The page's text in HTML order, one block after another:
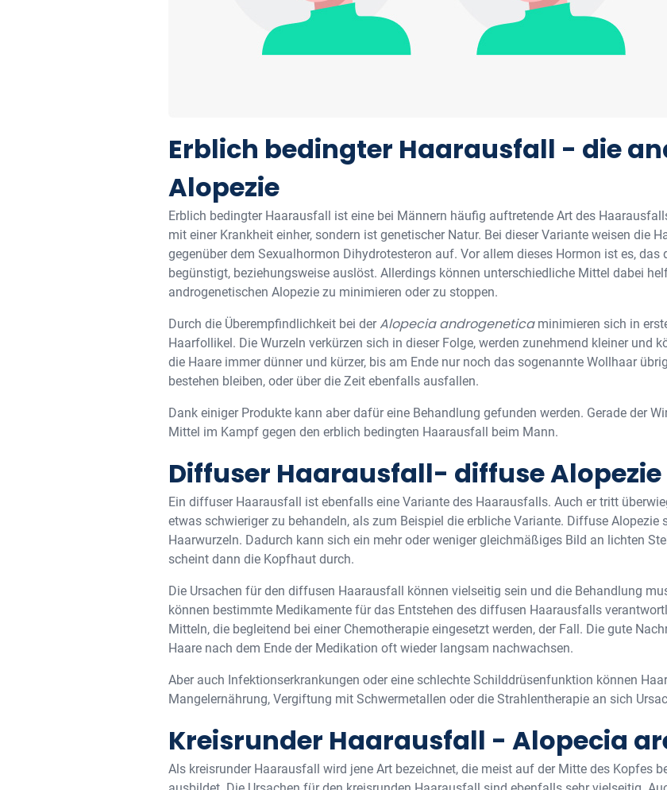
Erblich bedingter Haarausfall - die
Alopezie
Erblich bedingter Haarausfall ist eine bei Männern häufig auftretende Art des
mit einer Krankheit einher, sondern ist genetischer Natur. Bei dieser Variante weisen die
gegenüber dem Sexualhormon Dihydrotesteron auf. Vor allem dieses Hormon ist es,
begünstigt, beziehungsweise auslöst. Allerdings können unterschiedliche Mittel dabei
androgenetischen Alopezie zu minimieren oder zu stoppen.
Durch die Überempfindlichkeit bei derAlopecia androgeneticaminimieren sich in
Haarfollikel. Die Wurzeln verkürzen sich in dieser Folge, werden zunehmend kleiner und
die Haare immer dünner und kürzer, bis am Ende nur noch das sogenannte Wollhaar
bestehen bleiben, oder über die Zeit ebenfalls ausfallen.
Dank einiger Produkte kann aber dafür eine Behandlung gefunden werden. Gerade der
Mittel im Kampf gegen den erblich bedingten Haarausfall beim Mann.
Diffuser Haarausfall- diffuse Alopezie
Ein diffuser Haarausfall ist ebenfalls eine Variante des Haarausfalls. Auch er tritt
etwas schwieriger zu behandeln, als zum Beispiel die erbliche Variante. Diffuse
Haarwurzeln. Dadurch kann sich ein mehr oder weniger gleichmäßiges Bild an lichten
scheint dann die Kopfhaut durch.
Die Ursachen für den diffusen Haarausfall können vielseitig sein und die Behandlung
können bestimmte Medikamente für das Entstehen des diffusen Haarausfalls
Mitteln, die begleitend bei einer Chemotherapie eingesetzt werden, der Fall. Die gute
Haare nach dem Ende der Medikation oft wieder langsam nachwachsen.
Aber auch Infektionserkrankungen oder eine schlechte Schilddrüsenfunktion können
Mangelernährung, Vergiftung mit Schwermetallen oder die Strahlentherapie an sich
Kreisrunder Haarausfall - Alopecia
Als kreisrunder Haarausfall wird jene Art bezeichnet, die meist auf der Mitte des Kopfes